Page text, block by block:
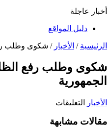
أخبار عاجلة
دليل المواقع
الرئيسية / الأخبار / شكوى وطلب
شكوى وطلب رفع
الجمهورية
الأخبار التعليقات
وطلبمقالات مشابهة